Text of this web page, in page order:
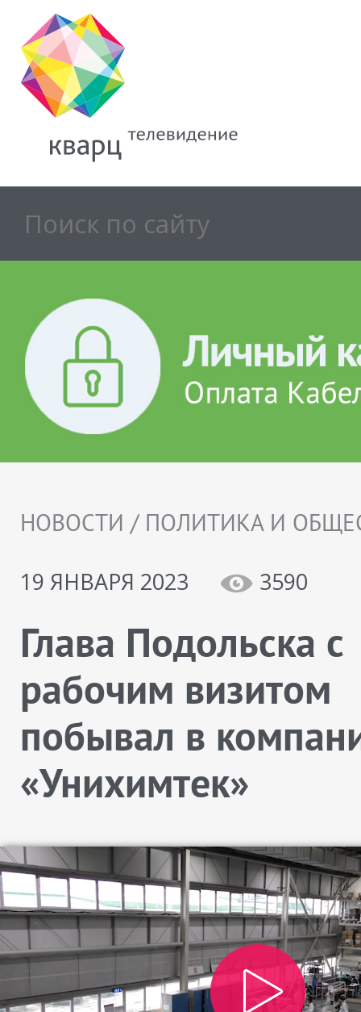
НОВОСТИ / ПОЛИТИКА И
19 ЯНВАРЯ 2023
3590
Глава Подольска с
рабочим визитом
побывал в
«Унихимтек»